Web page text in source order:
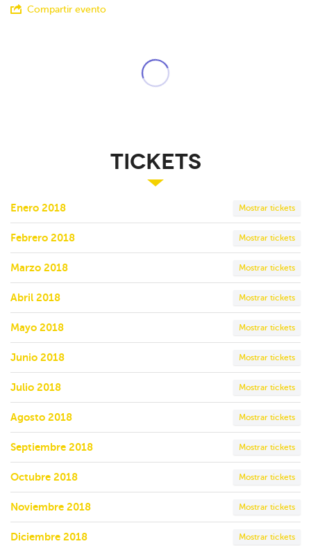
Compartir evento
Tickets
Mostrar tickets
Enero 2018
Mostrar tickets
Febrero 2018
Mostrar tickets
Marzo 2018
Mostrar tickets
Abril 2018
Mostrar tickets
Mayo 2018
Mostrar tickets
Junio 2018
Mostrar tickets
Julio 2018
Mostrar tickets
Agosto 2018
Mostrar tickets
Septiembre 2018
Mostrar tickets
Octubre 2018
Mostrar tickets
Noviembre 2018
Mostrar tickets
Diciembre 2018